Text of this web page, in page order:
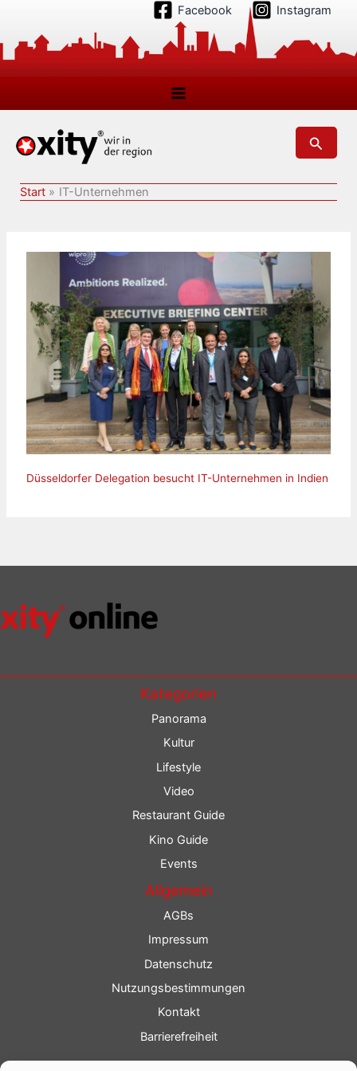
springen
Facebook Instagram
Suchen
Start IT-Unternehmen
Düsseldorfer Delegation besucht IT-Unternehmen in Indien
Kategorien
Panorama
Kultur
Lifestyle
Video
Restaurant Guide
Kino Guide
Events
Allgemein
AGBs
Impressum
Datenschutz
Nutzungsbestimmungen
Kontakt
Barrierefreiheit